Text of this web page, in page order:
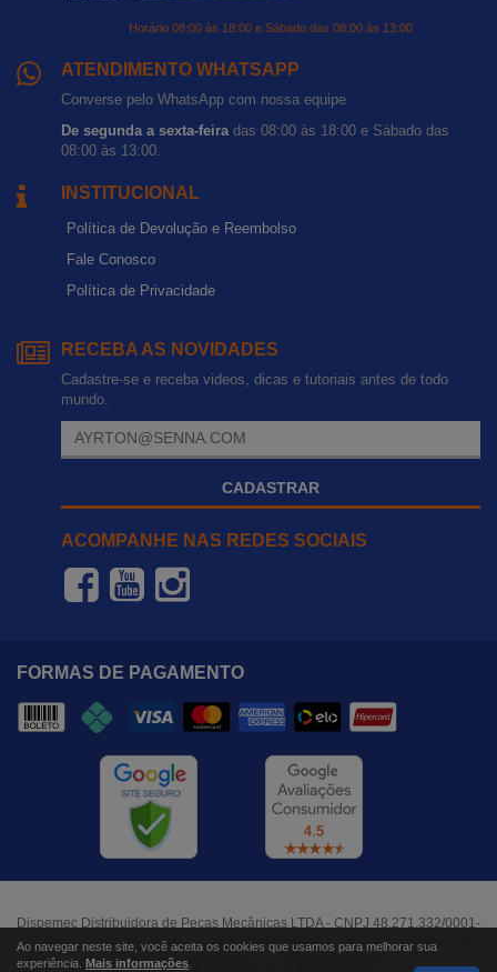
Horário 08:00 às 18:00 e Sábado das 08:00 às 13:00
ATENDIMENTO WHATSAPP
Converse pelo WhatsApp com nossa equipe
De segunda a sexta-feira das 08:00 às 18:00 e Sábado das
08:00 às 13:00.
INSTITUCIONAL
Política de Devolução e Reembolso
Fale Conosco
Política de Privacidade
RECEBA AS NOVIDADES
Cadastre-se e receba videos, dicas e tutoriais antes de todo
mundo.
CADASTRAR
ACOMPANHE NAS REDES SOCIAIS
FORMAS DE PAGAMENTO
Dispemec Distribuidora de Peças Mecânicas LTDA - CNPJ 48.271.332/0001-
37 - Rua Paraibuna, nº 640, Jardim São Dimas - São José dos Campos, SP
Ao navegar neste site, você aceita os cookies que usamos para melhorar sua
experiência. Mais informações